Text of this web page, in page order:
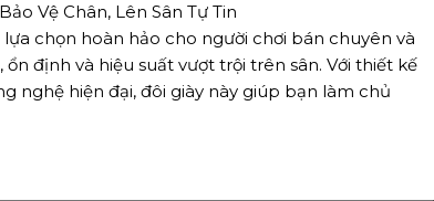
Vệ Chân, Lên Sân Tự Tin
chọn hoàn hảo cho người chơi bán chuyên và
định và hiệu suất vượt trội trên sân. Với thiết kế
nghệ hiện đại, đôi giày này giúp bạn làm chủ